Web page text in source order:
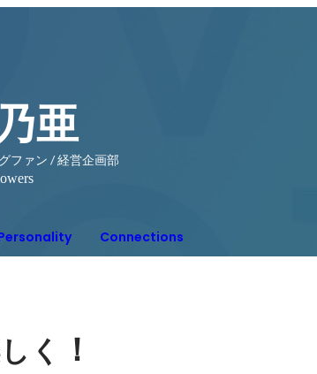
亜
ファン / 経営企画部
Connections
く ！